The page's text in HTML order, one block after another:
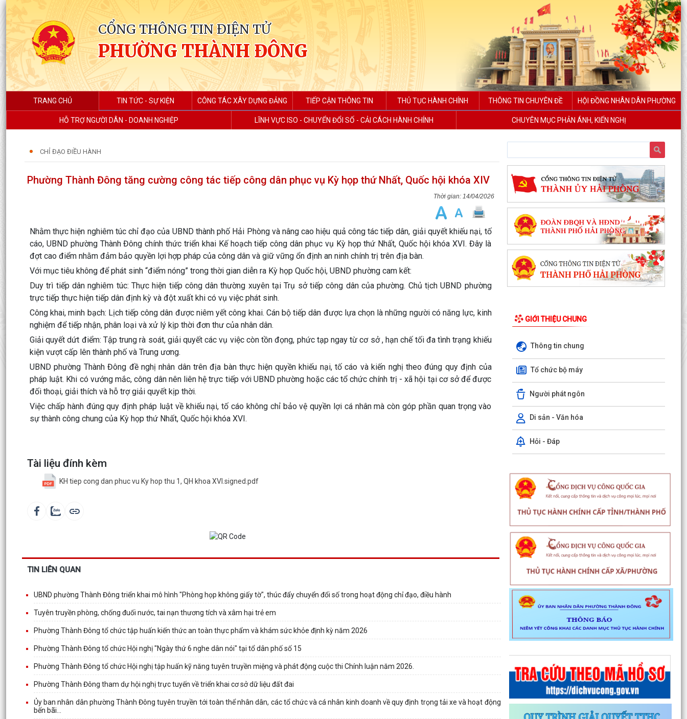
CỔNG THÔNG TIN ĐIỆN TỬ
PHƯỜNG THÀNH ĐÔNG
TRANG CHỦ TIN TỨC - SỰ KIỆN CÔNG TÁC XÂY DỰNG ĐẢNG TIẾP CẬN THÔNG TIN THỦ TỤC HÀNH CHÍNH THÔNG TIN CHUYÊN ĐỀ HỘI ĐỒNG NHÂN DÂN PHƯỜNG
HỖ TRỢ NGƯỜI DÂN - DOANH NGHIỆP LĨNH VỰC ISO - CHUYỂN ĐỔI SỐ - CẢI CÁCH HÀNH CHÍNH CHUYÊN MỤC PHẢN ÁNH, KIẾN NGHỊ
CHỈ ĐẠO ĐIỀU HÀNH
Phường Thành Đông tăng cường công tác tiếp công dân phục vụ Kỳ họp thứ Nhất, Quốc hội khóa XIV
14/04/2026
Nhằm thực hiện nghiêm túc chỉ đạo của UBND thành phố Hải Phòng và nâng cao hiệu quả công tác tiếp dân, giải quyết khiếu nại, tố
cáo, UBND phường Thành Đông chính thức triển khai Kế hoạch tiếp công dân phục vụ Kỳ họp thứ Nhất, Quốc hội khóa XVI. Đây là
đợt cao điểm nhằm đảm bảo quyền lợi hợp pháp của công dân và giữ vững ổn định an ninh chính trị trên địa bàn.
Với mục tiêu không để phát sinh “điểm nóng” trong thời gian diễn ra Kỳ họp Quốc hội, UBND phường cam kết:
Duy trì tiếp dân nghiêm túc: Thực hiện tiếp công dân thường xuyên tại Trụ sở tiếp công dân của phường. Chủ tịch UBND phường
trực tiếp thực hiện tiếp dân định kỳ và đột xuất khi có vụ việc phát sinh.
Công khai, minh bạch: Lịch tiếp công dân được niêm yết công khai. Cán bộ tiếp dân được lựa chọn là những người có năng lực, kinh
nghiệm để tiếp nhận, phân loại và xử lý kịp thời đơn thư của nhân dân.
Giải quyết dứt điểm: Tập trung rà soát, giải quyết các vụ việc còn tồn đọng, phức tạp ngay từ cơ sở , hạn chế tối đa tình trạng khiếu
kiện vượt cấp lên thành phố và Trung ương.
UBND phường Thành Đông đề nghị nhân dân trên địa bàn thực hiện quyền khiếu nại, tố cáo và kiến nghị theo đúng quy định của
pháp luật. Khi có vướng mắc, công dân nên liên hệ trực tiếp với UBND phường hoặc các tổ chức chính trị - xã hội tại cơ sở để được
đối thoại, giải thích và hỗ trợ giải quyết kịp thời.
Việc chấp hành đúng quy định pháp luật về khiếu nại, tố cáo không chỉ bảo vệ quyền lợi cá nhân mà còn góp phần quan trọng vào
sự thành công chung của Kỳ họp thứ Nhất, Quốc hội khóa XVI.
Tài liệu đính kèm
KH tiep cong dan phuc vu Ky hop thu 1, QH khoa XVI.signed.pdf
TIN LIÊN QUAN
UBND phường Thành Đông triển khai mô hình "Phòng họp không giấy tờ", thúc đẩy chuyển đổi số trong hoạt động chỉ đạo, điều hành
Tuyên truyền phòng, chống đuối nước, tai nạn thương tích và xâm hại trẻ em
Phường Thành Đông tổ chức tập huấn kiến thức an toàn thực phẩm và khám sức khỏe định kỳ năm 2026
Phường Thành Đông tổ chức Hội nghị "Ngày thứ 6 nghe dân nói" tại tổ dân phố số 15
Phường Thành Đông tổ chức Hội nghị tập huấn kỹ năng tuyên truyền miệng và phát động cuộc thi Chính luận năm 2026.
Phường Thành Đông tham dự hội nghị trực tuyến về triển khai cơ sở dữ liệu đất đai
Ủy ban nhân dân phường Thành Đông tuyên truyền tới toàn thể nhân dân, các tổ chức và cá nhân kinh doanh về quy định trọng tải xe và hoạt động
bến bãi...
GIỚI THIỆU CHUNG
Thông tin chung
Tổ chức bộ máy
Người phát ngôn
Di sản - Văn hóa
Hỏi - Đáp